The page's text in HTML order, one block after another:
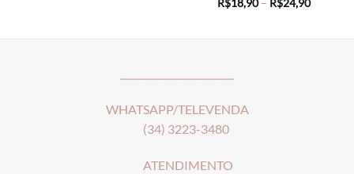
R$18,90 – R$24,90
WHATSAPP/TELEVENDA
(34) 3223-3480
ATENDIMENTO